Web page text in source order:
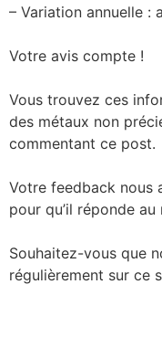
– Variation annuelle :
Votre avis compte !
Vous trouvez ces
des métaux non
commentant ce post.
Votre feedback nous
pour qu’il réponde
Souhaitez-vous que
régulièrement sur ce